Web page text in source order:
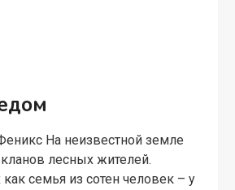
На неизвестной земле
лесных жителей.
семья из сотен человек – у